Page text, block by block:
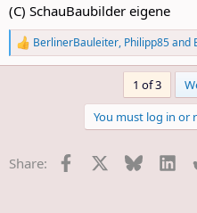
(C) SchauBaubilder eigene
R
e
s
BerlinerBauleiter, Philipp85and
1 of 3
You must log in or
Share: Facebook Bluesky